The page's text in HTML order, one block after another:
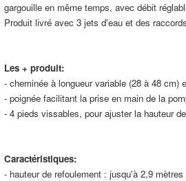
gargouille en même temps, avec débit
Produit livré avec 3 jets d'eau et des
Les + produit:
- cheminée à longueur variable (28 à 48 cm)
- poignée facilitant la prise en main de la
- 4 pieds vissables, pour ajuster la hauteur
Caractéristiques:
- hauteur de refoulement : jusqu'à 2,9 mètres